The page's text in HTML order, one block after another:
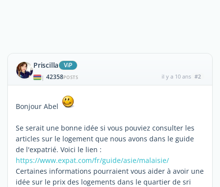
Priscilla ViP
| 42358POSTS il y a 10 ans #2
Bonjour Abel
Se serait une bonne idée si vous pouviez consulter les
articles sur le logement que nous avons dans le guide
de l'expatrié. Voici le lien :
https://www.expat.com/fr/guide/asie/malaisie/
Certaines informations pourraient vous aider à avoir une
idée sur le prix des logements dans le quartier de sri